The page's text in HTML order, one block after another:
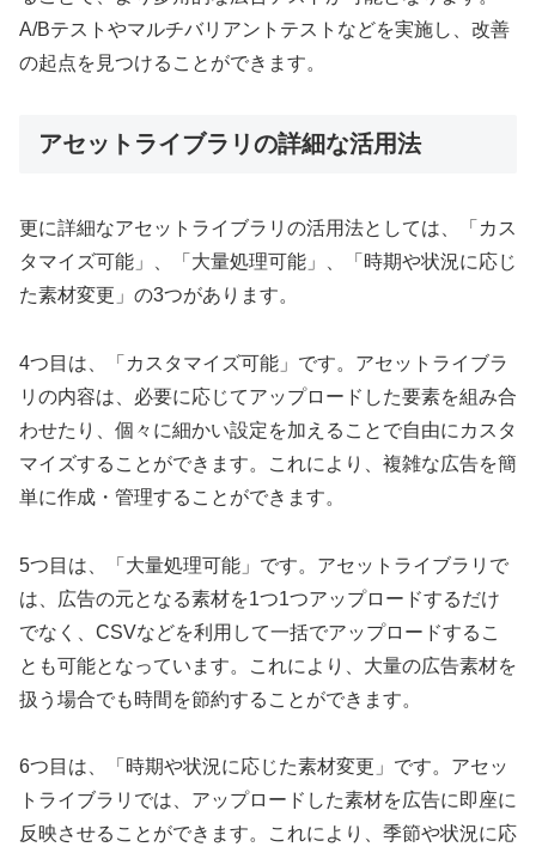
A/Bテストやマルチバリアントテストなどを実施し、改善
の起点を見つけることができます。
アセットライブラリの詳細な活用法
更に詳細なアセットライブラリの活用法としては、「カス
タマイズ可能」、「大量処理可能」、「時期や状況に応じ
た素材変更」の3つがあります。
4つ目は、「カスタマイズ可能」です。アセットライブラ
リの内容は、必要に応じてアップロードした要素を組み合
わせたり、個々に細かい設定を加えることで自由にカスタ
マイズすることができます。これにより、複雑な広告を簡
単に作成・管理することができます。
5つ目は、「大量処理可能」です。アセットライブラリで
は、広告の元となる素材を1つ1つアップロードするだけ
でなく、CSVなどを利用して一括でアップロードするこ
とも可能となっています。これにより、大量の広告素材を
扱う場合でも時間を節約することができます。
6つ目は、「時期や状況に応じた素材変更」です。アセッ
トライブラリでは、アップロードした素材を広告に即座に
反映させることができます。これにより、季節や状況に応